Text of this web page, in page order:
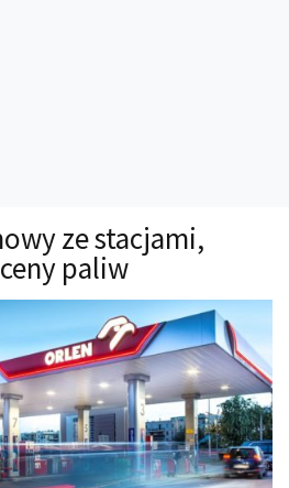
ze stacjami,
paliw